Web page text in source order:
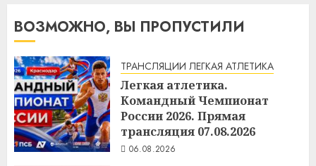
ВОЗМОЖНО, ВЫ ПРОПУСТИЛИ
ТРАНСЛЯЦИИ ЛЕГКАЯ АТЛЕТИКА
Легкая атлетика.
Командный Чемпионат
России 2026. Прямая
трансляция 07.08.2026
06.08.2026